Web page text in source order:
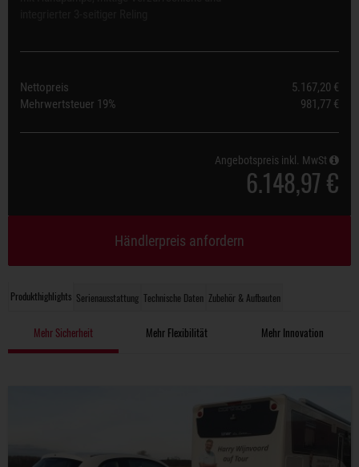
Produkthighlights Serienausstattung Technische Daten Zubehör & Aufbauten
Mehr Sicherheit Mehr Flexibilität Mehr Innovation
Nettopreis
5.167,20 €
Mehrwertsteuer 19% 981,77 €
Angebotspreis inkl. MwSt
6.148,97 €
Händlerpreis anfordern